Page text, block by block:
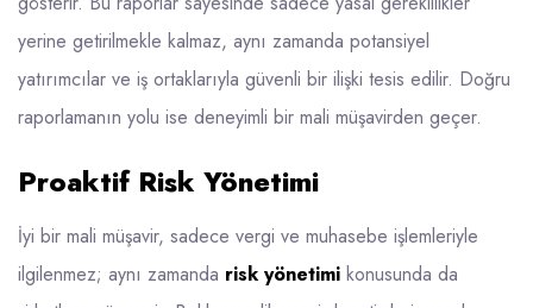
yerine getirilmekle kalmaz, aynı zamanda potansiyel
yatırımcılar ve iş ortaklarıyla güvenli bir ilişki tesis edilir. Doğru
raporlamanın yolu ise deneyimli bir mali müşavirden geçer.
Proaktif Risk Yönetimi
İyi bir mali müşavir, sadece vergi ve muhasebe işlemleriyle
ilgilenmez; aynı zamanda risk yönetimi konusunda da